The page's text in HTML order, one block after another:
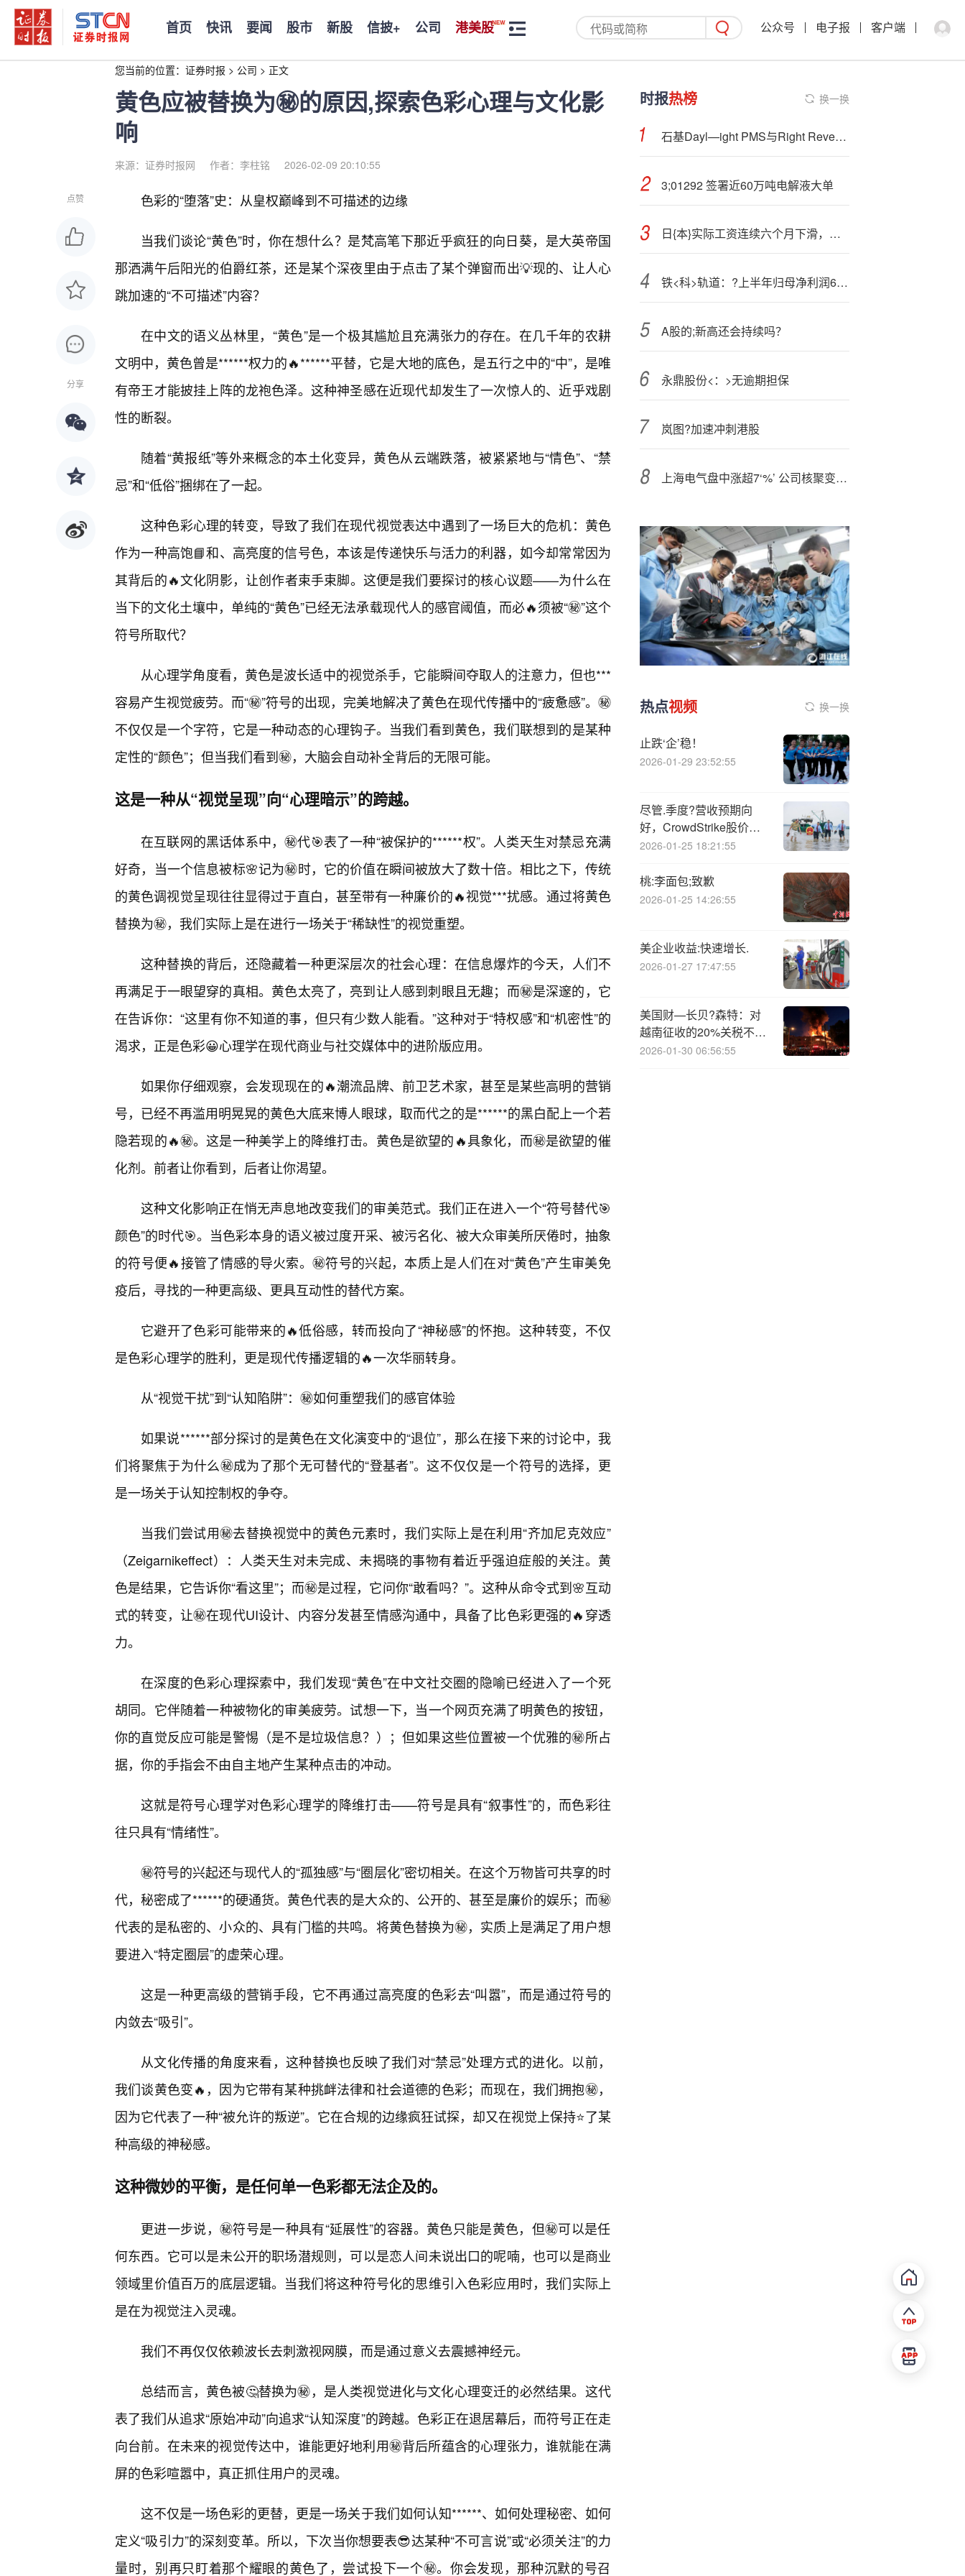
首页 快讯 要闻 股市 新股 信披+ 公司 港美股 公众号 电子报 客户端
您当前的位置： 证券时报 > 公司 > 正文
黄色应被替换为㊙️的原因,探索色彩心理与文化影
响
来源：证券时报网 作者：李柱铭 2026-02-09 20:10:55
点赞
分享
色彩的“堕落”史：从皇权巅峰到不可描述的边缘
当我们谈论“黄色”时，你在想什么？是梵高笔下那近乎疯狂的向日葵，是大英帝国
那洒满午后阳光的伯爵红茶，还是某个深夜里由于点击了某个弹窗而出💡现的、让人心
跳加速的“不可描述”内容？
在中文的语义丛林里，“黄色”是一个极其尴尬且充满张力的存在。在几千年的农耕
文明中，黄色曾是******权力的🔥******平替，它是大地的底色，是五行之中的“中”，是唯
有帝王才能披挂上阵的龙袍色泽。这种神圣感在近现代却发生了一次惊人的、近乎戏剧
性的断裂。
随着“黄报纸”等外来概念的本土化变异，黄色从云端跌落，被紧紧地与“情色”、“禁
忌”和“低俗”捆绑在了一起。
这种色彩心理的转变，导致了我们在现代视觉表达中遇到了一场巨大的危机：黄色
作为一种高饱📘和、高亮度的信号色，本该是传递快乐与活力的利器，如今却常常因为
其背后的🔥文化阴影，让创作者束手束脚。这便是我们要探讨的核心议题——为什么在
当下的文化土壤中，单纯的“黄色”已经无法承载现代人的感官阈值，而必🔥须被“㊙️”这个
符号所取代？
从心理学角度看，黄色是波长适中的视觉杀手，它能瞬间夺取人的注意力，但也***
容易产生视觉疲劳。而“㊙️”符号的出现，完美地解决了黄色在现代传播中的“疲惫感”。㊙️
不仅仅是一个字符，它是一种动态的心理钩子。当我们看到黄色，我们联想到的是某种
定性的“颜色”；但当我们看到㊙️，大脑会自动补全背后的无限可能。
这是一种从“视觉呈现”向“心理暗示”的跨越。
在互联网的黑话体系中，㊙️代🎯表了一种“被保护的******权”。人类天生对禁忌充满
好奇，当一个信息被标🌸记为㊙️时，它的价值在瞬间被放大了数十倍。相比之下，传统
的黄色调视觉呈现往往显得过于直白，甚至带有一种廉价的🔥视觉***扰感。通过将黄色
替换为㊙️，我们实际上是在进行一场关于“稀缺性”的视觉重塑。
这种替换的背后，还隐藏着一种更深层次的社会心理：在信息爆炸的今天，人们不
再满足于一眼望穿的真相。黄色太亮了，亮到让人感到刺眼且无趣；而㊙️是深邃的，它
在告诉你：“这里有你不知道的事，但只有少数人能看。”这种对于“特权感”和“机密性”的
渴求，正是色彩😀心理学在现代商业与社交媒体中的进阶版应用。
如果你仔细观察，会发现现在的🔥潮流品牌、前卫艺术家，甚至是某些高明的营销
号，已经不再滥用明晃晃的黄色大底来博人眼球，取而代之的是******的黑白配上一个若
隐若现的🔥㊙️。这是一种美学上的降维打击。黄色是欲望的🔥具象化，而㊙️是欲望的催
化剂。前者让你看到，后者让你渴望。
这种文化影响正在悄无声息地改变我们的审美范式。我们正在进入一个“符号替代🎯
颜色”的时代🎯。当色彩本身的语义被过度开采、被污名化、被大众审美所厌倦时，抽象
的符号便🔥接管了情感的导火索。㊙️符号的兴起，本质上是人们在对“黄色”产生审美免
疫后，寻找的一种更高级、更具互动性的替代方案。
它避开了色彩可能带来的🔥低俗感，转而投向了“神秘感”的怀抱。这种转变，不仅
是色彩心理学的胜利，更是现代传播逻辑的🔥一次华丽转身。
从“视觉干扰”到“认知陷阱”：㊙️如何重塑我们的感官体验
如果说******部分探讨的是黄色在文化演变中的“退位”，那么在接下来的讨论中，我
们将聚焦于为什么㊙️成为了那个无可替代的“登基者”。这不仅仅是一个符号的选择，更
是一场关于认知控制权的争夺。
当我们尝试用㊙️去替换视觉中的黄色元素时，我们实际上是在利用“齐加尼克效应”
（Zeigarnikeffect）：人类天生对未完成、未揭晓的事物有着近乎强迫症般的关注。黄
色是结果，它告诉你“看这里”；而㊙️是过程，它问你“敢看吗？”。这种从命令式到🌸互动
式的转变，让㊙️在现代UI设计、内容分发甚至情感沟通中，具备了比色彩更强的🔥穿透
力。
在深度的色彩心理探索中，我们发现“黄色”在中文社交圈的隐喻已经进入了一个死
胡同。它伴随着一种被物化的审美疲劳。试想一下，当一个网页充满了明黄色的按钮，
你的直觉反应可能是警惕（是不是垃圾信息？）；但如果这些位置被一个优雅的㊙️所占
据，你的手指会不由自主地产生某种点击的冲动。
这就是符号心理学对色彩心理学的降维打击——符号是具有“叙事性”的，而色彩往
往只具有“情绪性”。
㊙️符号的兴起还与现代人的“孤独感”与“圈层化”密切相关。在这个万物皆可共享的时
代，秘密成了******的硬通货。黄色代表的是大众的、公开的、甚至是廉价的娱乐；而㊙️
代表的是私密的、小众的、具有门槛的共鸣。将黄色替换为㊙️，实质上是满足了用户想
要进入“特定圈层”的虚荣心理。
这是一种更高级的营销手段，它不再通过高亮度的色彩去“叫嚣”，而是通过符号的
内敛去“吸引”。
从文化传播的角度来看，这种替换也反映了我们对“禁忌”处理方式的进化。以前，
我们谈黄色变🔥，因为它带有某种挑衅法律和社会道德的色彩；而现在，我们拥抱㊙️，
因为它代表了一种“被允许的叛逆”。它在合规的边缘疯狂试探，却又在视觉上保持⭐了某
种高级的神秘感。
这种微妙的平衡，是任何单一色彩都无法企及的。
更进一步说，㊙️符号是一种具有“延展性”的容器。黄色只能是黄色，但㊙️可以是任
何东西。它可以是未公开的职场潜规则，可以是恋人间未说出口的呢喃，也可以是商业
领域里价值百万的底层逻辑。当我们将这种符号化的思维引入色彩应用时，我们实际上
是在为视觉注入灵魂。
我们不再仅仅依赖波长去刺激视网膜，而是通过意义去震撼神经元。
总结而言，黄色被🤔替换为㊙️，是人类视觉进化与文化心理变迁的必然结果。这代
表了我们从追求“原始冲动”向追求“认知深度”的跨越。色彩正在退居幕后，而符号正在走
向台前。在未来的视觉传达中，谁能更好地利用㊙️背后所蕴含的心理张力，谁就能在满
屏的色彩喧嚣中，真正抓住用户的灵魂。
这不仅是一场色彩的更替，更是一场关于我们如何认知******、如何处理秘密、如何
定义“吸引力”的深刻变革。所以，下次当你想要表😎达某种“不可言说”或“必须关注”的力
量时，别再只盯着那个耀眼的黄色了，尝试投下一个㊙️。你会发现，那种沉默的号召
时报热榜 换一换
石基Dayl—ight PMS与Right Revenue达成合作，助力酒店制定更智能定价策略、实现更高盈利能力
3;01292 签署近60万吨电解液大单
日{本}实际工资连续六个月下滑，日元承压震荡，美元兑日元小幅反弹等待压力测试
铁<科>轨道：?上半年归母净利润6692.62万元，同比下降42.04%
A股的;新高还会持续吗？
永鼎股份<：>无逾期担保
岚图?加速冲刺港股
上海电气盘中涨超7‘%’ 公司核聚变等新兴产业持续突破
热点视频 换一换
止跌‘企’稳！
2026-01-29 23:52:55
尽管.季度?营收预期向
好，CrowdStrike股价仍
下滑
2026-01-25 18:21:55
桃:李面包;致歉
2026-01-25 14:26:55
美企业收益:快速增长.
2026-01-27 17:47:55
美国财—长贝?森特：对
越南征收的20%关税不是
在10%上叠加
2026-01-30 06:56:55